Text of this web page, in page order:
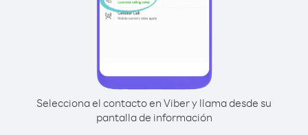
Selecciona el contacto en Viber y llama desde su
pantalla de información